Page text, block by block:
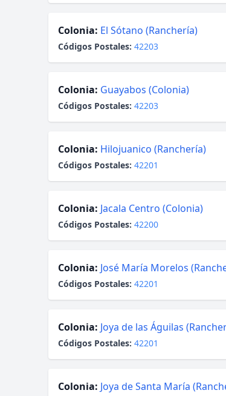
Colonia: El Sótano (Ranchería)
Códigos Postales: 42203
Colonia: Guayabos (Colonia)
Códigos Postales: 42203
Colonia: Hilojuanico (Ranchería)
Códigos Postales: 42201
Colonia: Jacala Centro (Colonia)
Códigos Postales: 42200
Colonia: José María Morelos
Códigos Postales: 42201
Colonia: Joya de las Águilas
Códigos Postales: 42201
Colonia: Joya de Santa María